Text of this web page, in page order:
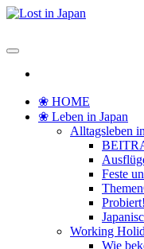
Zum
❀ HOME
❀ Leben in Japan
Alltagsleben
Feste
Working
Wie